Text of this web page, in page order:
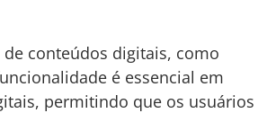
conteúdos digitais, como
é essencial em
permitindo que os usuários